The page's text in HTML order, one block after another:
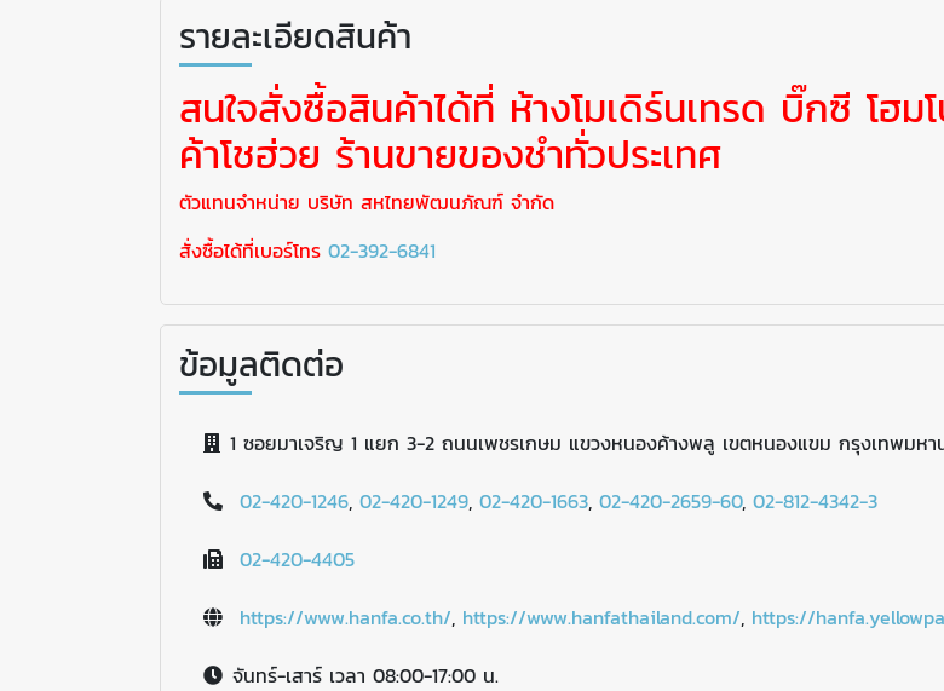
รายละเอียดสินค้า
สนใจสั่งซื้อสินค้าได้ที่ ห้างโมเดิร์นเทรด บิ๊กซี โฮม
ค้าโชฮ่วย ร้านขายของชำทั่วประเทศ
ตัวแทนจำหน่าย บริษัท สหไทยพัฒนภัณฑ์ จำกัด
สั่งซื้อได้ที่เบอร์โทร 02-392-6841
ข้อมูลติดต่อ
1 ซอยมาเจริญ 1 แยก 3-2 ถนนเพชรเกษม แขวงหนองค้างพลู เขตหนองแขม กรุงเทพมหา
02-420-1246, 02-420-1249, 02-420-1663, 02-420-2659-60, 02-812-4342-3
02-420-4405
https://www.hanfa.co.th/, https://www.hanfathailand.com/, https://
จันทร์-เสาร์ เวลา 08:00-17:00 น.